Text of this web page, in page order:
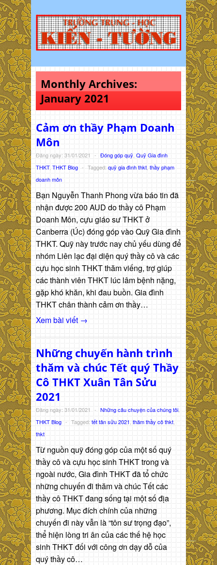
Monthly Archives:
January 2021
Cảm ơn thầy Phạm Doanh
Môn
Đăng ngày: 31/01/2021 - Đóng góp quỹ Quỹ Gia đình
THKT, THKT Blog - Tagged: quỹ gia đình thkt thầy phạm
doanh môn
Bạn Nguyễn Thanh Phong vừa báo tin đã
nhận được 200 AUD do thầy cô Phạm
Doanh Môn, cựu giáo sư THKT ở
Canberra (Úc) đóng góp vào Quỹ Gia đình
THKT. Quỹ này trước nay chủ yếu dùng để
nhóm Liên lạc đại diện quý thầy cô và các
cựu học sinh THKT thăm viếng, trợ giúp
các thành viên THKT lúc lâm bệnh nặng,
gặp khó khăn, khi đau buồn. Gia đình
THKT chân thành cảm ơn thầy…
Xem bài viết →
Những chuyến hành trình
thăm và chúc Tết quý Thầy
Cô THKT Xuân Tân Sửu
2021
Đăng ngày: 31/01/2021 - Những câu chuyện của chúng tôi,
THKT Blog - Tagged: tết tân sửu 2021 thăm thầy cô thkt
thkt
Từ nguồn quỹ đóng góp của một số quý
thầy cô và cựu học sinh THKT trong và
ngoài nước, Gia đình THKT đã tổ chức
những chuyến đi thăm và chúc Tết các
thầy cô THKT đang sống tại một số địa
phương. Mục đích chính của những
chuyến đi này vẫn là “tôn sư trọng đạo”,
thể hiện lòng tri ân của các thế hệ học
sinh THKT đối với công ơn dạy dỗ của
quý thầy cô…